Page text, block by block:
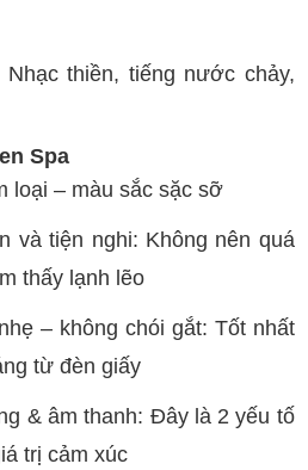
thiền, tiếng nước chảy,
Spa
loại – màu sắc sặc sỡ
và tiện nghi: Không nên quá
thấy lạnh lẽo
– không chói gắt: Tốt nhất
từ đèn giấy
& âm thanh: Đây là 2 yếu tố
trị cảm xúc